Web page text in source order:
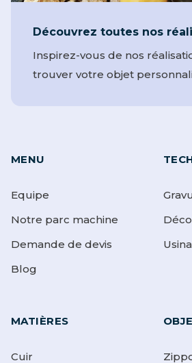
Découvrez toutes nos
Inspirez-vous de nos
trouver votre objet
MENU
Equipe
Notre parc machine
Demande de devis
Blog
MATIÈRES
Cuir